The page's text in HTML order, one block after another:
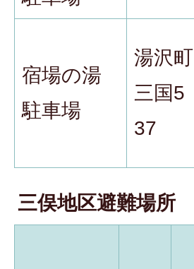
宿場の湯
駐車場
湯沢町
三国5
37
三俣地区避難場所